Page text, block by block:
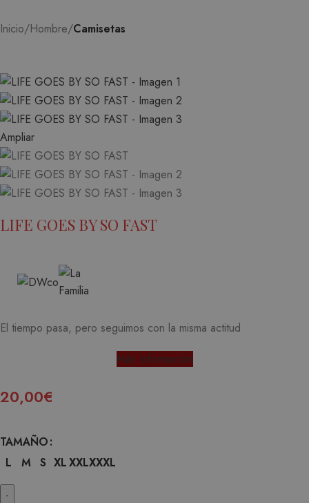
Inicio Hombre Camisetas
Ampliar
LIFE GOES BY SO FAST
El tiempo pasa, pero seguimos con la misma actitud
Más Información
20,00€
TAMAÑO
L
M S XLXXLXXXL